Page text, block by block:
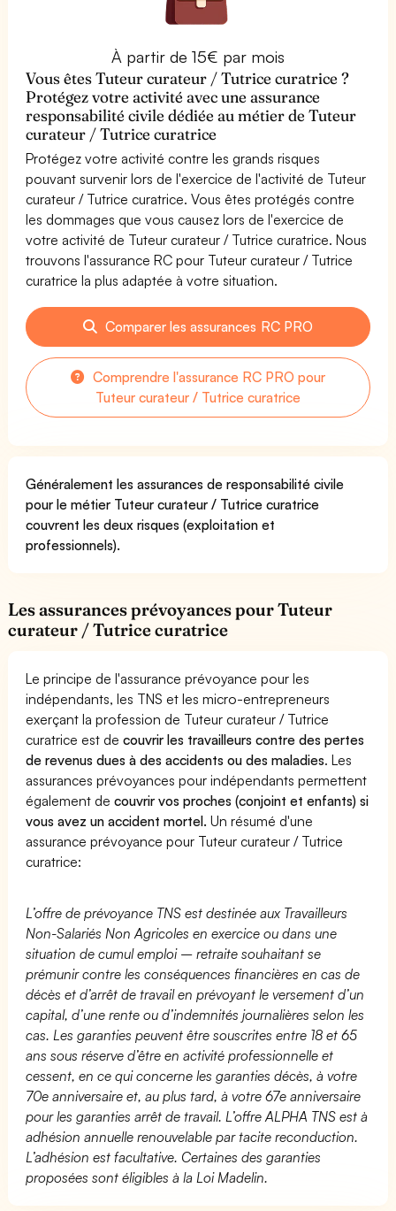
À partir de 15€ par mois
Vous êtes Tuteur curateur / Tutrice curatrice ?
Protégez votre activité avec une assurance
responsabilité civile dédiée au métier de Tuteur
curateur / Tutrice curatrice
Protégez votre activité contre les grands risques
pouvant survenir lors de l'exercice de l'activité de Tuteur
curateur / Tutrice curatrice. Vous êtes protégés contre
les dommages que vous causez lors de l'exercice de
votre activité de Tuteur curateur / Tutrice curatrice. Nous
trouvons l'assurance RC pour Tuteur curateur / Tutrice
curatrice la plus adaptée à votre situation.
Comparer les assurances RC PRO
Comprendre l'assurance RC PRO pour
Tuteur curateur / Tutrice curatrice
Généralement les assurances de responsabilité civile
pour le métier Tuteur curateur / Tutrice curatrice
couvrent les deux risques (exploitation et
professionnels).
Les assurances prévoyances pour Tuteur
curateur / Tutrice curatrice
Le principe de l'assurance prévoyance pour les
indépendants, les TNS et les micro-entrepreneurs
exerçant la profession de Tuteur curateur / Tutrice
curatrice est decouvrir les travailleurs contre des pertes
de revenus dues à des accidents ou des maladies. Les
assurances prévoyances pour indépendants permettent
également decouvrir vos proches (conjoint et enfants) si
vous avez un accident mortel. Un résumé d'une
assurance prévoyance pour Tuteur curateur / Tutrice
curatrice:
L’offre de prévoyance TNS est destinée aux Travailleurs
Non-Salariés Non Agricoles en exercice ou dans une
situation de cumul emploi – retraite souhaitant se
prémunir contre les conséquences financières en cas de
décès et d’arrêt de travail en prévoyant le versement d’un
capital, d’une rente ou d’indemnités journalières selon les
cas. Les garanties peuvent être souscrites entre 18 et 65
ans sous réserve d’être en activité professionnelle et
cessent, en ce qui concerne les garanties décès, à votre
70e anniversaire et, au plus tard, à votre 67e anniversaire
pour les garanties arrêt de travail. L’offre ALPHA TNS est à
adhésion annuelle renouvelable par tacite reconduction.
L’adhésion est facultative. Certaines des garanties
proposées sont éligibles à la Loi Madelin.